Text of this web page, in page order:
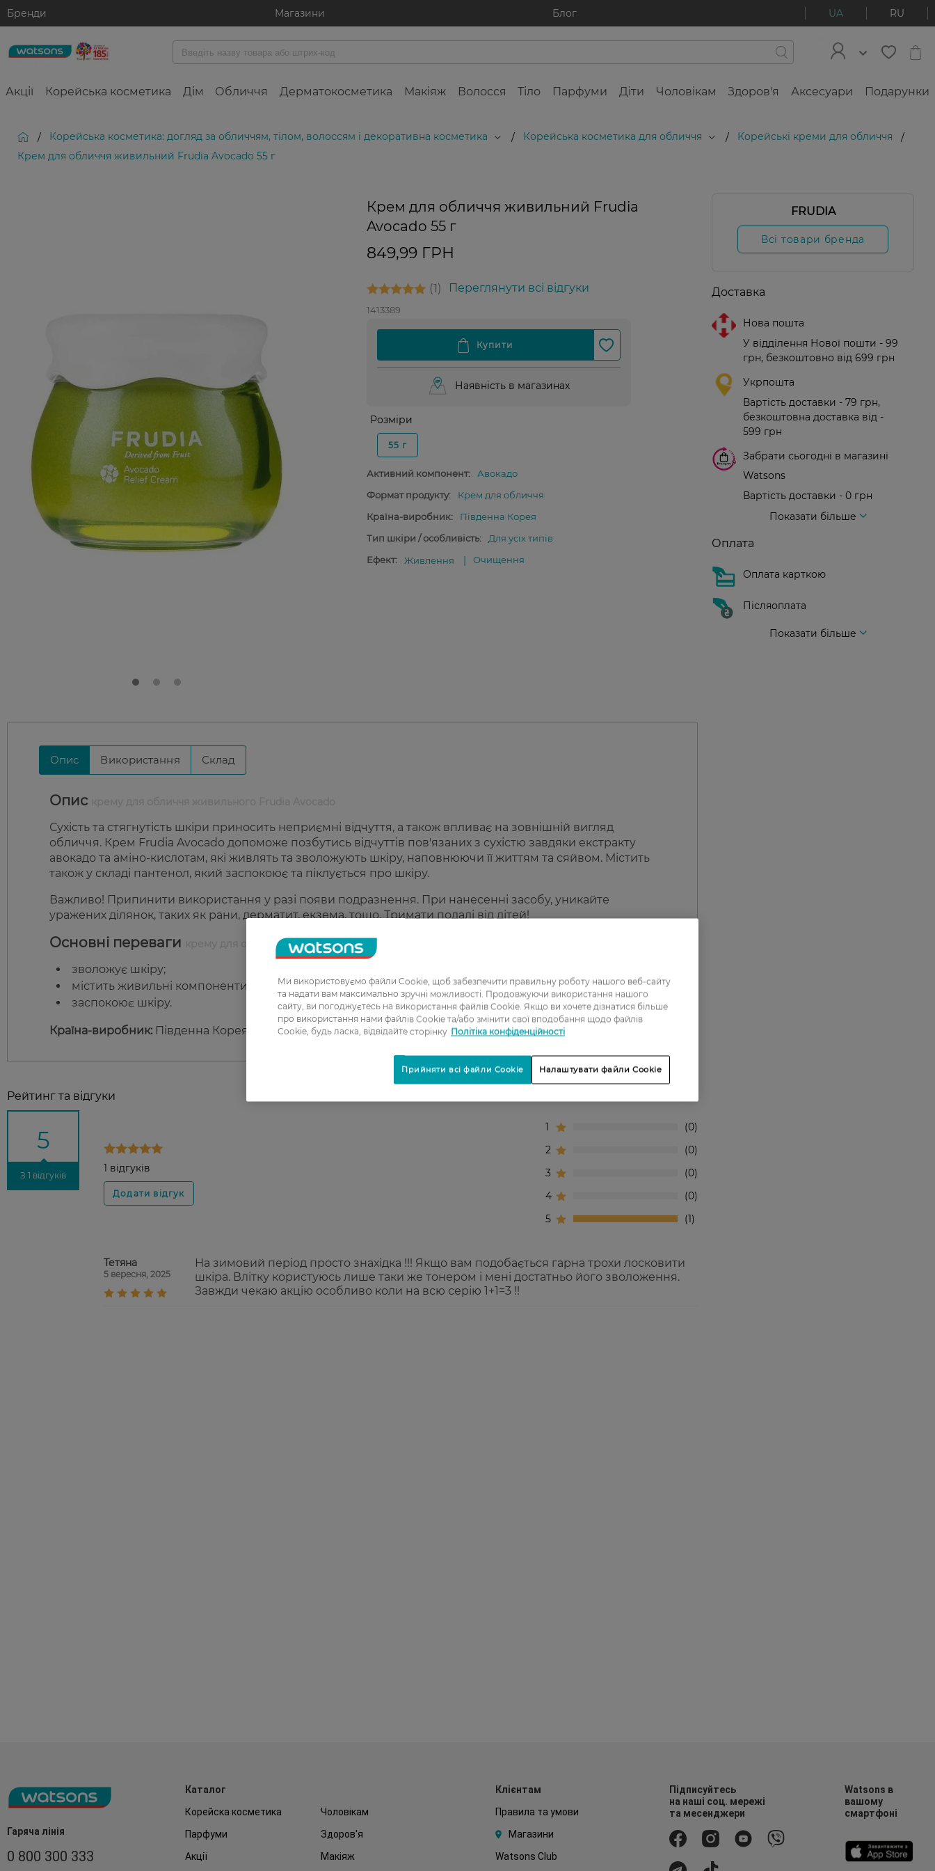
Бренди Магазини Блог UA RU
Акції Корейська косметика Дім Обличчя Дерматокосметика Макіяж Волосся Тіло Парфуми Діти Чоловікам Здоров'я Аксесуари Подарунки
/ Корейська косметика: догляд за обличчям, тілом, волоссям і декоративна косметика / Корейська косметика для обличчя / Корейські креми для обличчя
/
Крем для обличчя живильний Frudia Avocado 55 г
Крем для обличчя живильний Frudia
Avocado 55 г
849,99 ГРН
1 Переглянути всі відгуки
1413389
Наявність в магазинах
Розміри
55 г
Активний компонент:
Авокадо
Формат продукту:
Крем для обличчя
Країна-виробник:
Південна Корея
Тип шкіри / особливість:
Для усіх типів
Ефект:
Живлення Очищення
Опис Використання Склад
Опис
Сухість та стягнутість шкіри приносить неприємні відчуття, а також впливає на зовнішній вигляд
обличчя. Крем Frudia Avocado допоможе позбутись відчуттів пов'язаних з сухістю завдяки екстракту
авокадо та аміно-кислотам, які живлять та зволожують шкіру, наповнюючи її життям та сяйвом. Містить
також у складі пантенол, який заспокоює та піклується про шкіру.
Важливо! Припинити використання у разі появи подразнення. При нанесенні засобу, уникайте
уражених ділянок, таких як рани, дерматит, екзема, тощо. Тримати подалі від дітей!
Основні переваги крему для обличчя живильного Frudia Avocado:
зволожує шкіру;
містить живильні компоненти;
заспокоює шкіру.
Країна-виробник: Південна Корея
Рейтинг та відгуки
5
З 1 відгуків
1 відгуків
1
0
2
0
3
0
4
0
5
1
Тетяна
5 вересня, 2025
На зимовий період просто знахідка !!! Якщо вам подобається гарна трохи лосковити
шкіра. Влітку користуюсь лише таки же тонером і мені достатньо його зволоження.
Завжди чекаю акцію особливо коли на всю серію 1+1=3 !!
FRUDIA
Всі товари бренда
Доставка
Нова пошта
У відділення Нової пошти - 99
грн, безкоштовно від 699 грн
Укрпошта
Вартість доставки - 79 грн,
безкоштовна доставка від -
599 грн
Забрати сьогодні в магазині
Watsons
Вартість доставки - 0 грн
Показати більше
Оплата
Оплата карткою
Післяоплата
Показати більше
Гаряча лінія
0 800 300 333
Каталог
Корейска косметика
Чоловікам
Парфуми
Здоров'я
Акції
Макіяж
Клієнтам
Правила та умови
Магазини
Watsons Club
Підписуйтесь
на наші соц. мережі
та месенджери
Watsons в
вашому
смартфоні
Ми використовуємо файли Cookie, щоб забезпечити правильну роботу нашого веб-сайту
та надати вам максимально зручні можливості. Продовжуючи використання нашого
сайту, ви погоджуєтесь на використання файлів Cookie. Якщо ви хочете дізнатися більше
про використання нами файлів Cookie та/або змінити свої вподобання щодо файлів
Cookie, будь ласка, відвідайте сторінку Політіка конфіденційності
Налаштувати файли Cookie
Прийняти всі файли Cookie